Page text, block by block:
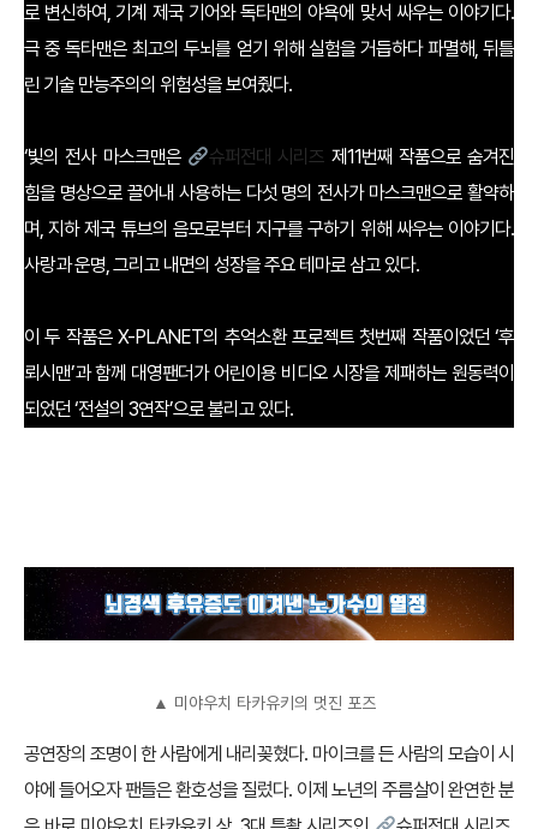
로 변신하여, 기계 제국 기어와 독타맨의 야욕에 맞서 싸우는 이야기다.
극 중 독타맨은 최고의 두뇌를 얻기 위해 실험을 거듭하다 파멸해, 뒤틀
린 기술 만능주의의 위험성을 보여줬다.
‘빛의 전사 마스크맨은 슈퍼전대 시리즈 제11번째 작품으로 숨겨진
힘을 명상으로 끌어내 사용하는 다섯 명의 전사가 마스크맨으로 활약하
며, 지하 제국 튜브의 음모로부터 지구를 구하기 위해 싸우는 이야기다.
사랑과 운명, 그리고 내면의 성장을 주요 테마로 삼고 있다.
이 두 작품은 X-PLANET의 추억소환 프로젝트 첫번째 작품이었던 ‘후
뢰시맨’과 함께 대영팬더가 어린이용 비디오 시장을 제패하는 원동력이
되었던 ‘전설의 3연작’으로 불리고 있다.
▲ 미야우치 타카유키의 멋진 포즈
공연장의 조명이 한 사람에게 내리꽂혔다. 마이크를 든 사람의 모습이 시
야에 들어오자 팬들은 환호성을 질렀다. 이제 노년의 주름살이 완연한 분